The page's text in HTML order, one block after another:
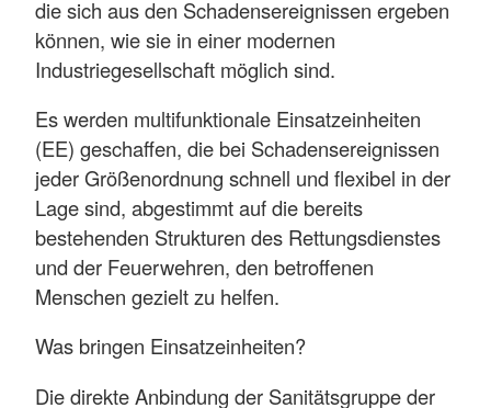
die sich aus den Schadensereignissen ergeben
können, wie sie in einer modernen
Industriegesellschaft möglich sind.
Es werden multifunktionale Einsatzeinheiten
(EE) geschaffen, die bei Schadensereignissen
jeder Größenordnung schnell und flexibel in der
Lage sind, abgestimmt auf die bereits
bestehenden Strukturen des Rettungsdienstes
und der Feuerwehren, den betroffenen
Menschen gezielt zu helfen.
Was bringen Einsatzeinheiten?
Die direkte Anbindung der Sanitätsgruppe der